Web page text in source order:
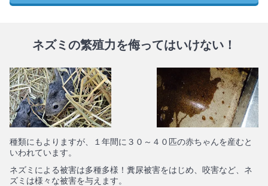
ネズミの繁殖力を侮ってはいけない！
種類にもよりますが、１年間に３０～４０匹の赤ちゃんを産むと
いわれています。
ネズミによる被害は多種多様！糞尿被害をはじめ、咬害など、ネ
ズミは様々な被害を与えます。